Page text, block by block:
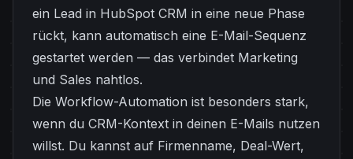
ein Lead in HubSpot CRM in eine neue Phase
rückt, kann automatisch eine E-Mail-Sequenz
gestartet werden — das verbindet Marketing
und Sales nahtlos.
Die Workflow-Automation ist besonders stark,
wenn du CRM-Kontext in deinen E-Mails nutzen
willst. Du kannst auf Firmenname, Deal-Wert,